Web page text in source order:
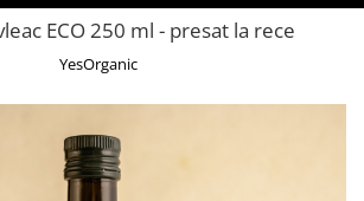
/ MIERE
ECO 250 ml - presat la rece
YesOrganic